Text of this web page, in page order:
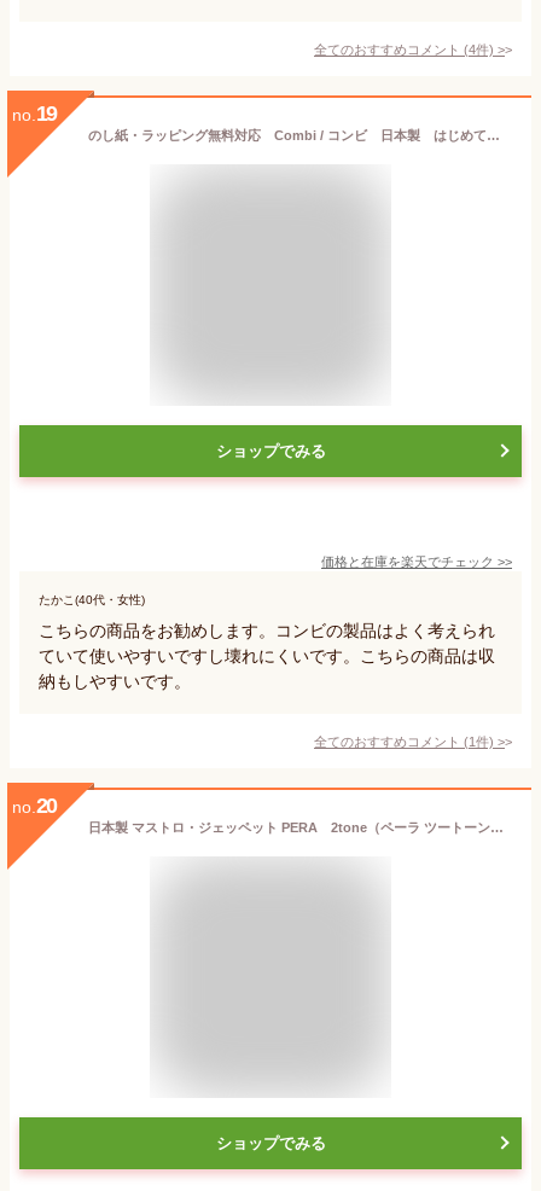
全てのおすすめコメント (4件) >
no. 19
のし紙・ラッピング無料対応 Combi / コンビ 日本製 はじめて離乳食 かさなる食器 収納じょ〜ず テーブルウェアセット 食器セット 収納上手 7点セット 離乳食
ショップでみる
価格と在庫を楽天でチェック >>
たかこ(40代・女性)
こちらの商品をお勧めします。コンビの製品はよく考えられ
ていて使いやすいですし壊れにくいです。こちらの商品は収
納もしやすいです。
全てのおすすめコメント (1件) >
no. 20
日本製 マストロ・ジェッペット PERA 2tone（ペーラ ツートーン） 離乳食用食器セット！ 食器セット ベビー 用品 ギフト 離乳食 食事 送料無料
ショップでみる